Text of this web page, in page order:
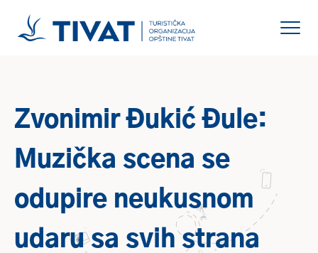
Zvonimir Đukić Đule:
Muzička scena se
odupire neukusnom
udaru sa svih strana